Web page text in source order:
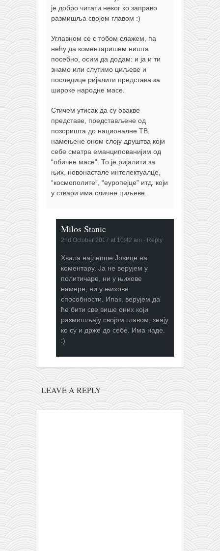
је добро читати неког ко заправо
размишља својом главом :)
Углавном се с тобом слажем, па
нећу да коментаришем ништа
посебно, осим да додам: и ја и ти
знамо или слутимо циљеве и
последице ријалити представа за
широке народне масе.
Стичем утисак да су овакве
представе, представљене од
позоришта до националне ТВ,
намењене оном слоју друштва који
себе сматра еманципованијим од
“обичне масе”. То је ријалити за
њих, новонастале интелектуалце,
“космополите”, “еуропејце” итд. који
у ствари има сличне циљеве.
Milos Stanic
2nd October 2017 at 10:42 am · Reply
Хвала најлепше Јовице на
коментару. Ја не верујем у
политичаре, ни у њихове
намере, ни у њихове
способности. Ипак, верујем да
ће бити све више оних који
размишљају својом главом, знају
ко су и држе до себе. Има наде.
:)
LEAVE A REPLY